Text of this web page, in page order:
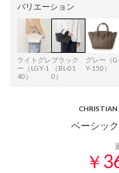
バリエーション
ライトグレ
ー（LGY-1
40）
ブラック
（BL-01
0）
グレー（G
Y-150）
CHRISTIAN
ベーシッ
￥